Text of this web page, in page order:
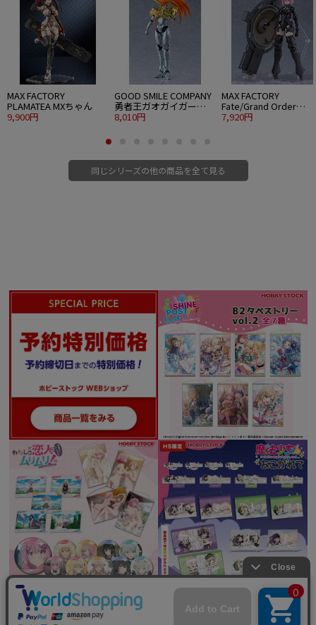
MAX FACTORY
PLAMATEA MXちゃん
9,900円
GOOD SMILE COMPANY
勇者王ガオガイガー
PLAMATEA 獅子王凱
8,010円
MAX FACTORY
Fate/Grand Order
PLAMATEA シールダー/
7,920円
同じシリーズの他の商品を全て見る